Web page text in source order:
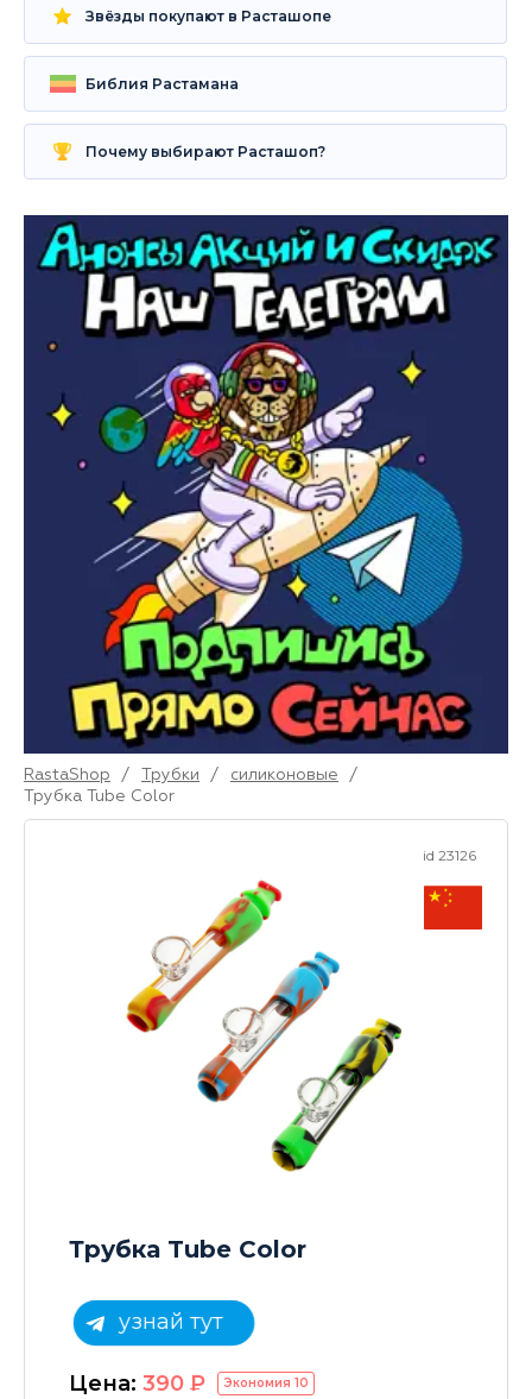
Звёзды покупают в Расташопе
Библия Растамана
Почему выбирают Расташоп?
RastaShop / Трубки / силиконовые
/
Трубка Tube Color
id 23126
Трубка Tube Color
узнай тут
Цена: 390 P Экономия 10